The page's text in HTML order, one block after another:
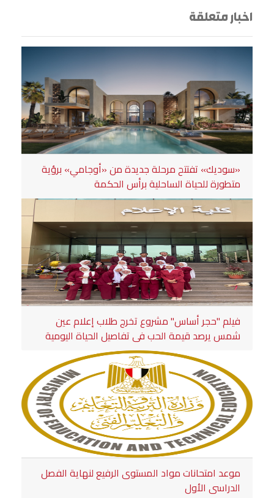
اخبار متعلقة
«سوديك» تفتتح مرحلة جديدة من «أوجامي» برؤية
متطورة للحياة الساحلية برأس الحكمة
فيلم "حجر أساس" مشروع تخرج طلاب إعلام عين
شمس يرصد قيمة الحب في تفاصيل الحياة اليومية
موعد امتحانات مواد المستوى الرفيع لنهاية الفصل
الدراسى الأول